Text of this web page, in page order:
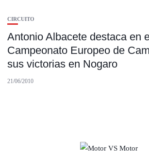
CIRCUITO
Antonio Albacete destaca en
Campeonato Europeo de
sus victorias en Nogaro
21/06/2010